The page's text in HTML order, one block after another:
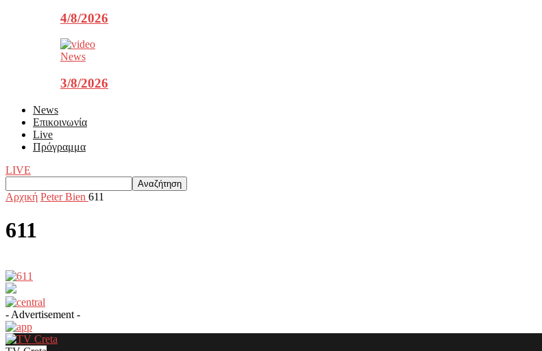
4/8/2026
News
3/8/2026
News
Επικοινωνία
Live
Πρόγραμμα
LIVE
Αρχική Peter Bien 611
611
- Advertisement -